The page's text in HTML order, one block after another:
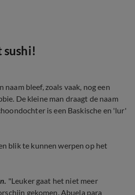
sushi!
bleef, zoals vaak, nog een
De kleine man draagt de naam
is een Baskische en 'lur'
blik te kunnen werpen op het
"Leuker gaat het niet meer
gekomen. Abuela para